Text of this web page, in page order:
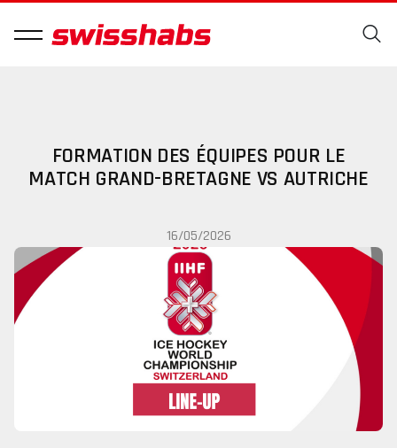
FORMATION DES ÉQUIPES POUR LE
MATCH GRAND-BRETAGNE VS AUTRICHE
16/05/2026